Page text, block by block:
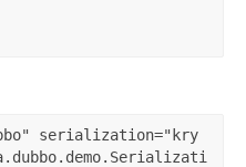
serialization="kry